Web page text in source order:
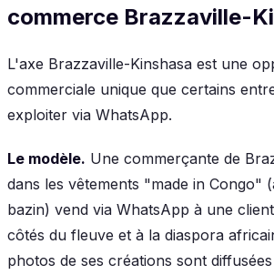
commerce Brazzaville-
L'axe Brazzaville-Kinshasa est une
commerciale unique que certains
exploiter via WhatsApp.
Le modèle. Une commerçante de
dans les vêtements "made in Congo"
bazin) vend via WhatsApp à une
côtés du fleuve et à la diaspora
photos de ses créations sont